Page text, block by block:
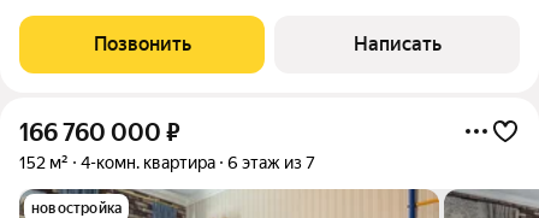
планировка продумана под динамичный ритм города и
спокойные вечера дома: кухня-гостиная с
Позвонить Написать
166 760 000 ₽
152 м² 4-комн. квартира 6 этаж из 7
новостройка